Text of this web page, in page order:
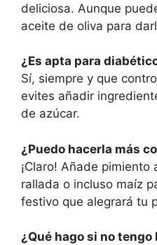
deliciosa. Aunque
aceite de oliva para
¿Es apta para
Sí, siempre y que
evites añadir
de azúcar.
¿Puedo hacerla más
¡Claro! Añade pimiento
rallada o incluso maíz
festivo que alegrará tu
¿Qué hago si no tengo